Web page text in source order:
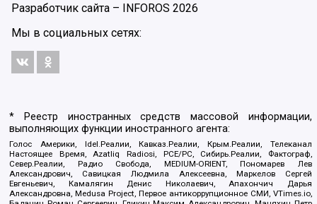
Разработчик сайта – INFOROS 2026
Мы в социальных сетях:
* Реестр иностранных средств массовой информации,
выполняющих функции иностранного агента:
Голос Америки, Idel.Реалии, Кавказ.Реалии, Крым.Реалии, Телеканал
Настоящее Время, Azatliq Radiosi, PCE/PC, Сибирь.Реалии, Фактограф,
Север.Реалии, Радио Свобода, MEDIUM-ORIENT, Пономарев Лев
Александрович, Савицкая Людмила Алексеевна, Маркелов Сергей
Евгеньевич, Камалягин Денис Николаевич, Апахончич Дарья
Александровна, Medusa Project, Первое антикоррупционное СМИ, VTimes.io,